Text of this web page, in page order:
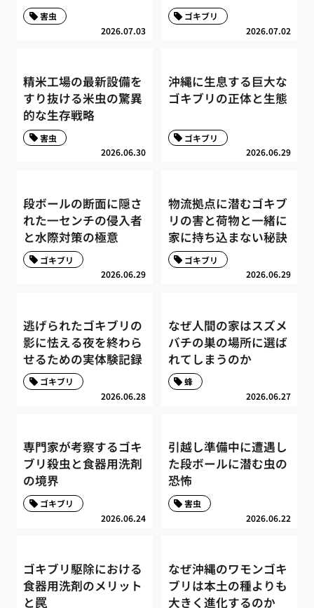
2026.07.03
害虫
2026.07.02
ゴキブリ
精米工場の最新設備を
すり抜ける米虫の驚異
的な生存戦略
2026.06.30
害虫
沖縄に生息する巨大な
ゴキブリの正体と生態
2026.06.29
ゴキブリ
段ボールの断面に隠さ
れた一センチの侵入者
と水際対策の極意
2026.06.29
ゴキブリ
物流拠点に潜むゴキブ
リの害と荷物と一緒に
家に持ち込まない秘訣
2026.06.29
ゴキブリ
逃げられたゴキブリの
影に怯える夜を終わら
せるための実体験記録
2026.06.28
ゴキブリ
なぜ人間の家はスズメ
バチの巣の場所に選ば
れてしまうのか
2026.06.27
蜂
専門家が考察するゴキ
ブリ殺虫と食器用洗剤
の境界
2026.06.24
ゴキブリ
引越し準備中に遭遇し
た段ボールに潜む虫の
恐怖
2026.06.22
害虫
ゴキブリ駆除における
食器用洗剤のメリット
と罠
なぜ沖縄のワモンゴキ
ブリは本土の種よりも
大きく進化するのか